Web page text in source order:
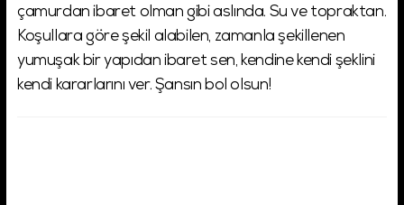
çamurdan ibaret olman gibi aslında. Su ve topraktan.
Koşullara göre şekil alabilen, zamanla şekillenen
yumuşak bir yapıdan ibaret sen, kendine kendi şeklini
kendi kararlarını ver. Şansın bol olsun!